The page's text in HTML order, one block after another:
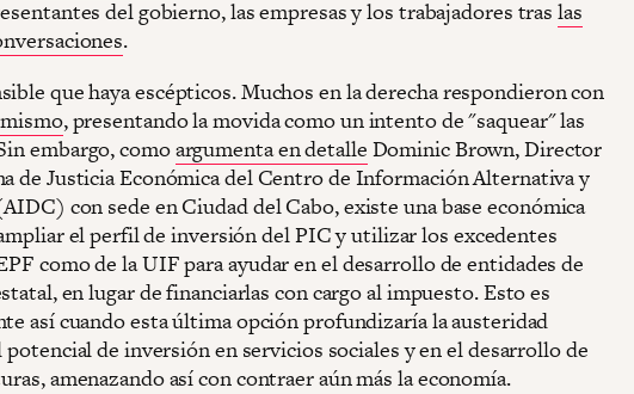
del gobierno, las empresas y los trabajadores traslas
.
que haya escépticos. Muchos en la derecha respondieron con
, presentando la movida como un intento de "saquear" las
embargo, comoargumenta en detalle Dominic Brown, Director
de Justicia Económica del Centro de Información Alternativa y
con sede en Ciudad del Cabo, existe una base económica
el perfil de inversión del PIC y utilizar los excedentes
como de la UIF para ayudar en el desarrollo de entidades de
en lugar de financiarlas con cargo al impuesto. Esto es
así cuando esta última opción profundizaría la austeridad
de inversión en servicios sociales y en el desarrollo de
amenazando así con contraer aún más la economía.